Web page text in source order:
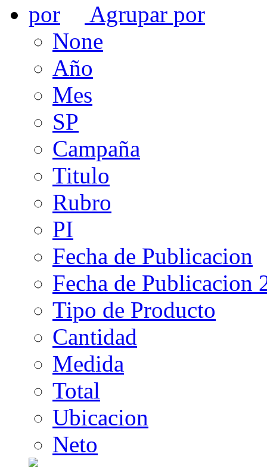
Agrupar por
None
Año
Mes
SP
Campaña
Titulo
Rubro
PI
Fecha de Publicacion
Fecha de Publicacion
Tipo de Producto
Cantidad
Medida
Total
Ubicacion
Neto